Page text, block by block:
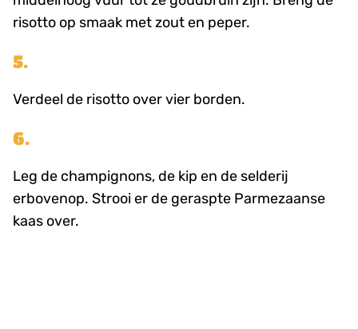
risotto op smaak met zout en peper.
5.
Verdeel de risotto over vier borden.
6.
Leg de champignons, de kip en de selderij
erbovenop. Strooi er de geraspte Parmezaanse
kaas over.